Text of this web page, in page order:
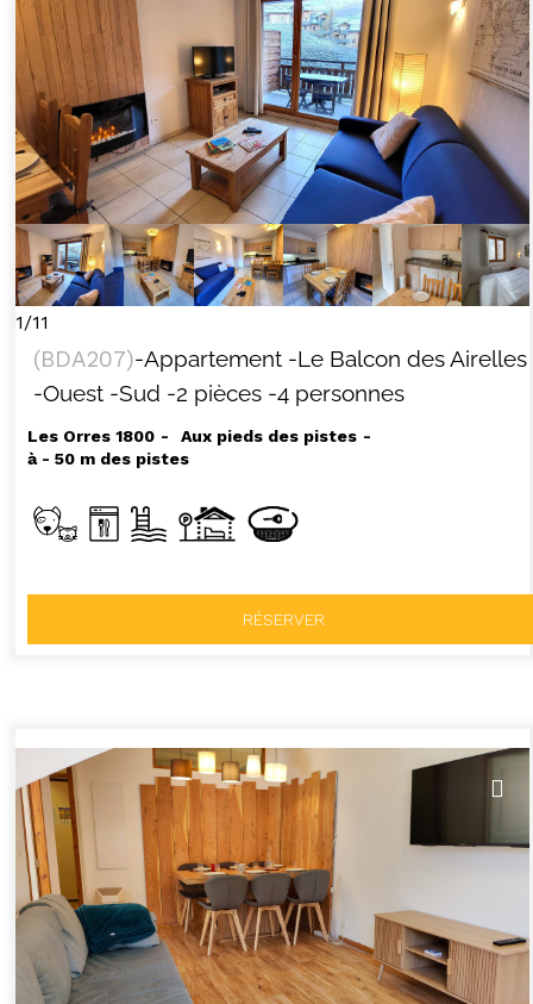
1/11
(BDA207)-Appartement -Le Balcon des Airelles
-Ouest -Sud -2 pièces -4 personnes
Les Orres 1800
Aux pieds des pistes
à - 50 m des pistes
RÉSERVER